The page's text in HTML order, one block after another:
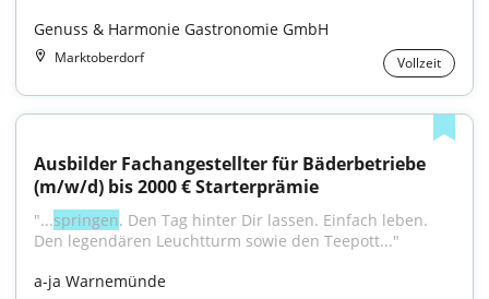
Genuss & Harmonie Gastronomie GmbH
Marktoberdorf Vollzeit
Ausbilder Fachangestellter für Bäderbetriebe
(m/w/d) bis 2000 € Starterprämie
"...springen. Den Tag hinter Dir lassen. Einfach leben.
Den legendären Leuchtturm sowie den Teepott..."
a-ja Warnemünde